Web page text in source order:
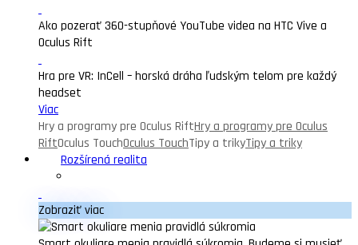
Ako pozerať 360-stupňové YouTube videa na HTC Vive a
Oculus Rift
Hra pre VR: InCell – horská dráha ľudským telom pre každý
headset
Viac
Hry a programy pre Oculus RiftHry a programy pre Oculus
RiftOculus TouchOculus TouchTipy a trikyTipy a triky
Rozšírená realita
Zobraziť viac